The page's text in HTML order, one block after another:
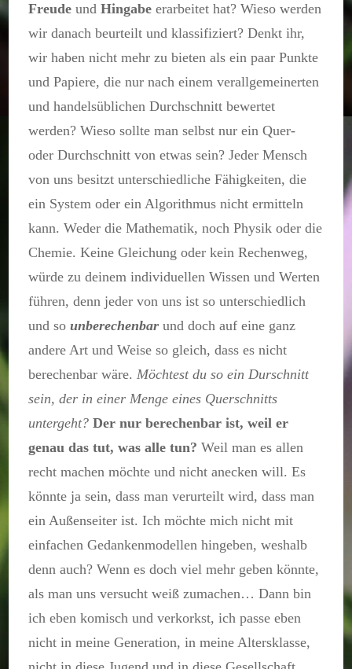
Freude undHingabe erarbeitet hat? Wieso werden
wir danach beurteilt und klassifiziert? Denkt ihr,
wir haben nicht mehr zu bieten als ein paar Punkte
und Papiere, die nur nach einem verallgemeinerten
und handelsüblichen Durchschnitt bewertet
werden? Wieso sollte man selbst nur ein Quer-
oder Durchschnitt von etwas sein? Jeder Mensch
von uns besitzt unterschiedliche Fähigkeiten, die
ein System oder ein Algorithmus nicht ermitteln
kann. Weder die Mathematik, noch Physik oder die
Chemie. Keine Gleichung oder kein Rechenweg,
würde zu deinem individuellen Wissen und Werten
führen, denn jeder von uns ist so unterschiedlich
und sounberechenbar und doch auf eine ganz
andere Art und Weise so gleich, dass es nicht
berechenbar wäre.Möchtest du so ein Durschnitt
sein, der in einer Menge eines Querschnitts
untergeht? Der nur berechenbar ist, weil er
genau das tut, was alle tun?Weil man es allen
recht machen möchte und nicht anecken will. Es
könnte ja sein, dass man verurteilt wird, dass man
ein Außenseiter ist. Ich möchte mich nicht mit
einfachen Gedankenmodellen hingeben, weshalb
denn auch? Wenn es doch viel mehr geben könnte,
als man uns versucht weiß zumachen… Dann bin
ich eben komisch und verkorkst, ich passe eben
nicht in meine Generation, in meine Altersklasse,